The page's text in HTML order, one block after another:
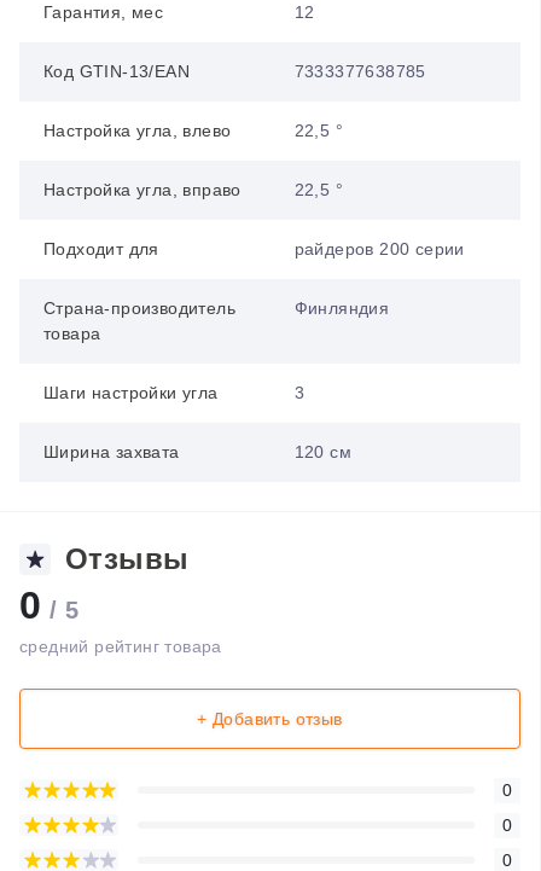
Гарантия, мес 12
Код GTIN-13/EAN 7333377638785
Настройка угла, влево 22,5 °
Настройка угла, вправо 22,5 °
Подходит для райдеров 200 серии
Страна-производитель
товара
Финляндия
Шаги настройки угла 3
Ширина захвата 120 см
Отзывы
0 / 5
средний рейтинг товара
+ Добавить отзыв
0
0
0